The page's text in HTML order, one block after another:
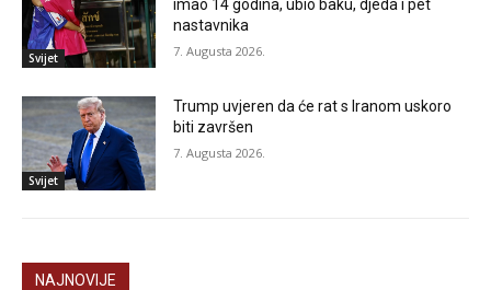
Svijet
imao 14 godina, ubio baku, djeda i pet
nastavnika
7. Augusta 2026.
Svijet
Trump uvjeren da će rat s Iranom uskoro
biti završen
7. Augusta 2026.
NAJNOVIJE